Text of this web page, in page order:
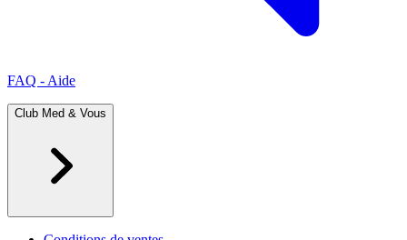
FAQ - Aide
Club Med & Vous